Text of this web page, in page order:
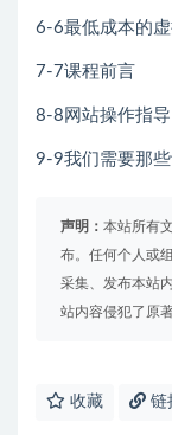
6-6最低成本的虚
7-7课程前言
8-8网站操作指导
9-9我们需要那
声明： 本站所有
布。任何个人或
采集、发布本站
站内容侵犯了原
收藏 链